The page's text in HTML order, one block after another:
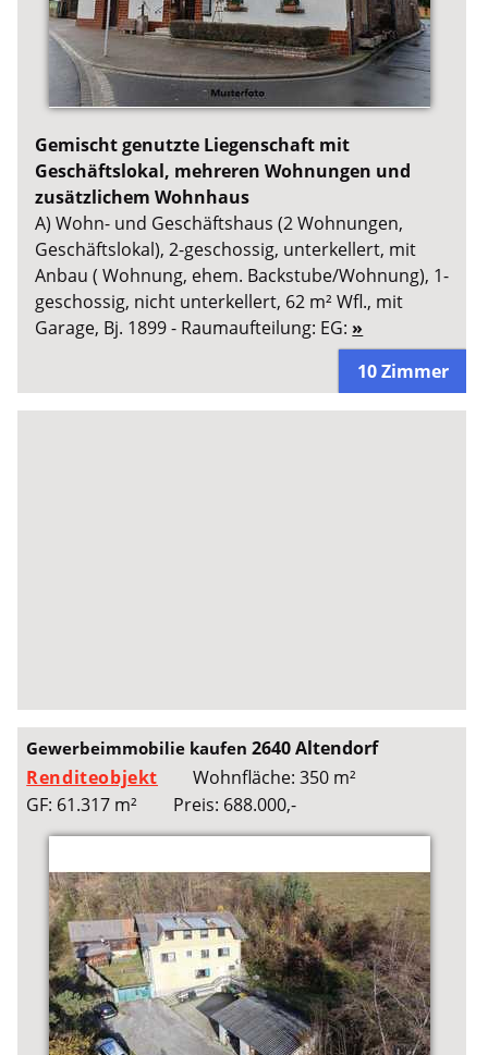
Gemischt genutzte Liegenschaft mit
Geschäftslokal, mehreren Wohnungen und
zusätzlichem Wohnhaus
A) Wohn- und Geschäftshaus (2 Wohnungen,
Geschäftslokal), 2-geschossig, unterkellert, mit
Anbau ( Wohnung, ehem. Backstube/Wohnung), 1-
geschossig, nicht unterkellert, 62 m² Wfl., mit
Garage, Bj. 1899 - Raumaufteilung: EG: »
10 Zimmer
Gewerbeimmobilie kaufen2640 Altendorf
Renditeobjekt
Wohnfläche: 350 m²
GF: 61.317 m²
Preis: 688.000,-